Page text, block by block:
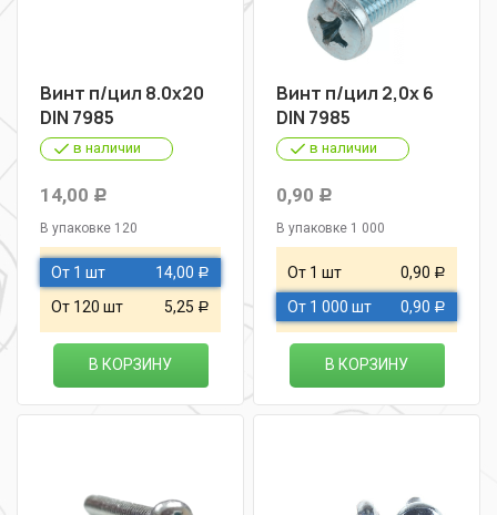
Винт п/цил 8.0х20
DIN 7985
в наличии
14,00 Р
В упаковке 120
От 1 шт 14,00 Р
От 120 шт 5,25 Р
В КОРЗИНУ
Винт п/цил 2,0х 6
DIN 7985
в наличии
0,90 Р
В упаковке 1 000
От 1 шт 0,90 Р
От 1 000 шт 0,90 Р
В КОРЗИНУ